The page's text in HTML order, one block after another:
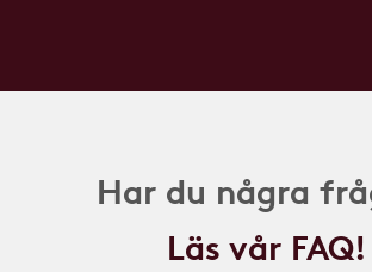
Har du några
Läs vår FAQ!